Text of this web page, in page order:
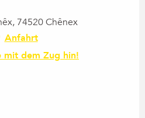
74520 Chênex
Anfahrt
mit dem Zug hin!